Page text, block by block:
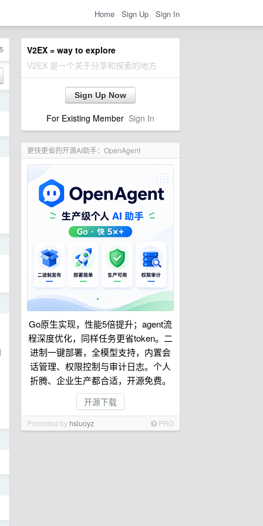
Home Sign Up Sign In
V2EX = way to explore
V2EX 是一个关于分享和探索的地方
Sign Up Now
For Existing Member Sign In
更快更省的开源AI助手：OpenAgent
Go原生实现，性能5倍提升；agent流
程深度优化，同样任务更省token。二
进制一键部署，全模型支持，内置会
话管理、权限控制与审计日志。个人
折腾、企业生产都合适，开源免费。
开源下载
Promoted by hsluoyz PRO